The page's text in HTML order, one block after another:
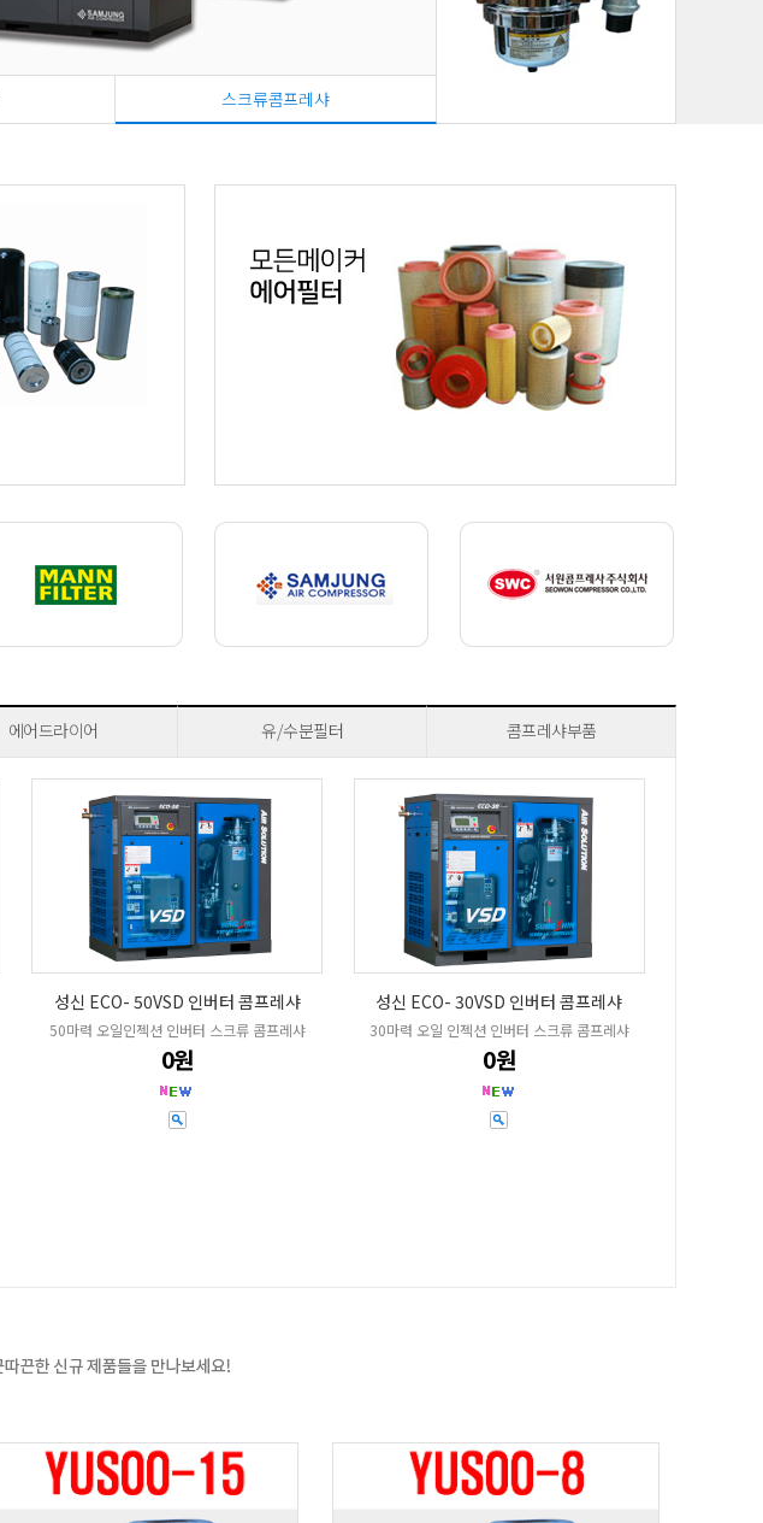
스크류콤프레샤
에어드라이어 유/수분필터 콤프레샤부품
성신 ECO- 50VSD 인버터 콤프레샤
50마력 오일인젝션 인버터 스크류 콤프레샤
0원
성신 ECO- 30VSD 인버터 콤프레샤
30마력 오일 인젝션 인버터 스크류 콤프레샤
0원